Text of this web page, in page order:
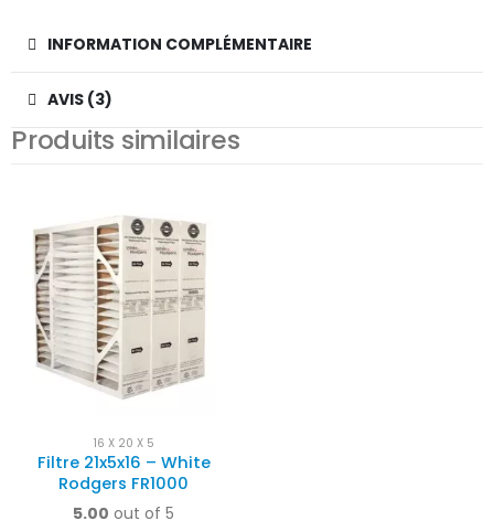
INFORMATION COMPLÉMENTAIRE
AVIS (3)
Produits similaires
16 X 20 X 5
Filtre 21x5x16 – White
Rodgers FR1000
5.00 out of 5